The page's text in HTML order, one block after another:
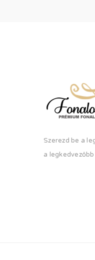
Szerezd be a
a